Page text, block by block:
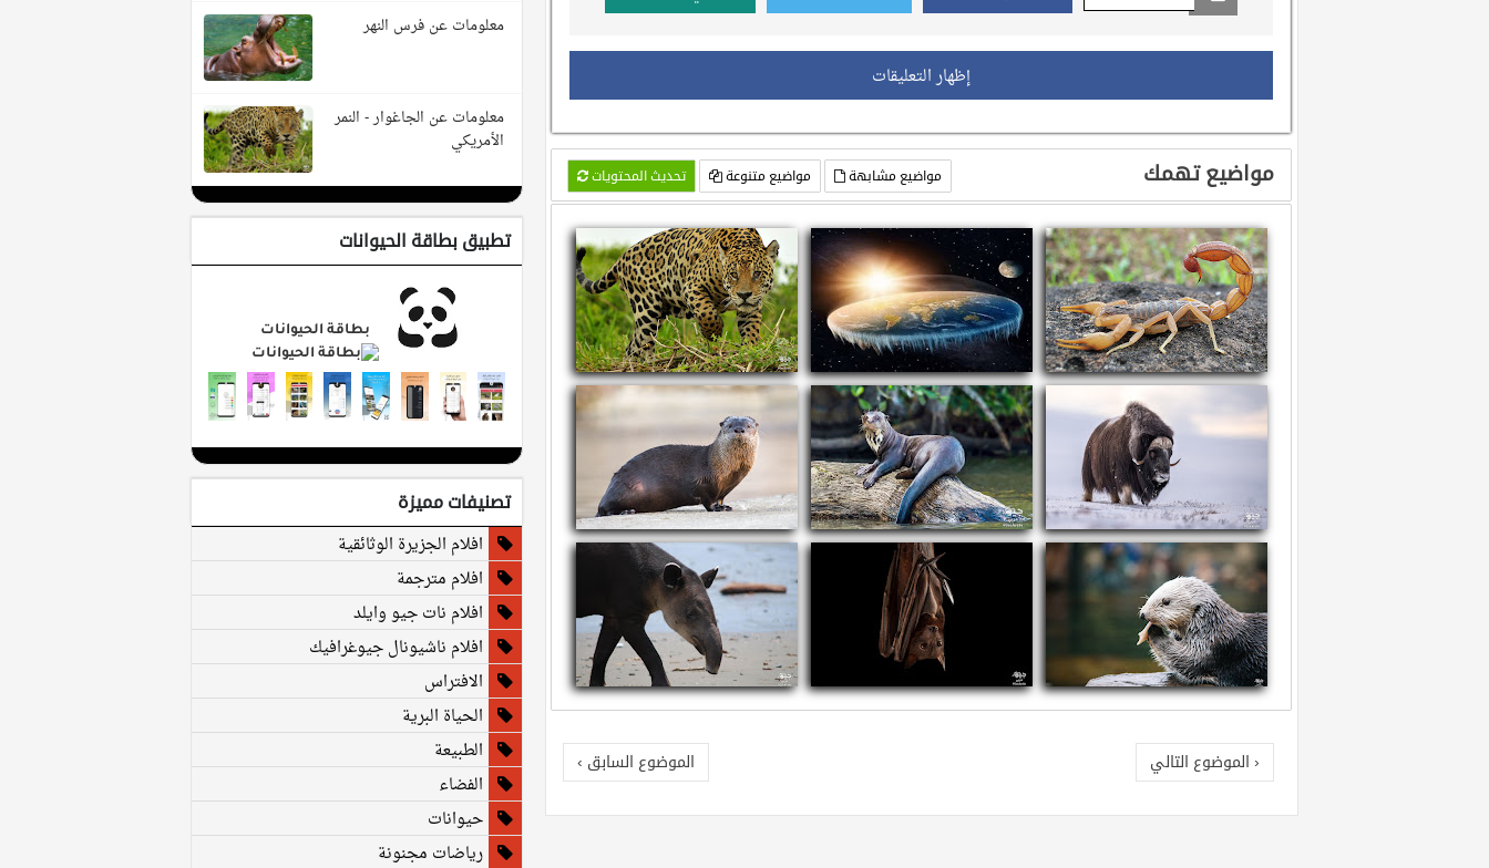
إظهار التعليقات
مواضيع تهمك تحديث المحتويات مواضيع متنوعة مواضيع مشابهة
سم العقارب ماذا لو كانت الأرض مسطحة! معلومات عن الجاغوار - النمر الأمريكي
معلومات عن ثور المسك معلومات عن القضاعة العملاقة معلومات عن قضاعة الأنهار الشمالية
‹ الموضوع التالي الموضوع السابق ›
معلومات عن فرس النهر
معلومات عن الجاغوار - النمر
الأمريكي
تطبيق بطاقة الحيوانات
بطاقة الحيوانات
تصنيفات مميزة
افلام الجزيرة الوثائقية
افلام مترجمة
افلام نات جيو وايلد
افلام ناشيونال جيوغرافيك
الافتراس
الحياة البرية
الطبيعة
الفضاء
حيوانات
رياضات مجنونة